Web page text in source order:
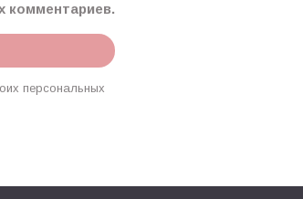
комментариев.
персональных